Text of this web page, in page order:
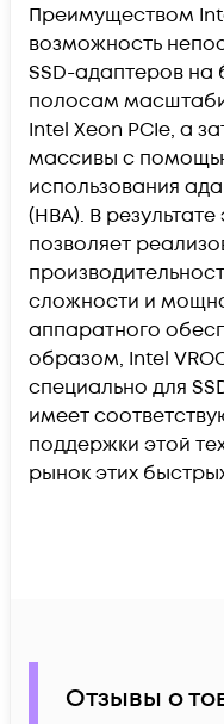
Преимуществом
возможность
SSD-адаптеров на
полосам
Intel Xeon PCIe, а
массивы с
использования
(HBA). В
позволяет
сложности и
аппаратного
образом, Intel
специально для
имеет
поддержки этой
рынок этих
Отзывы о